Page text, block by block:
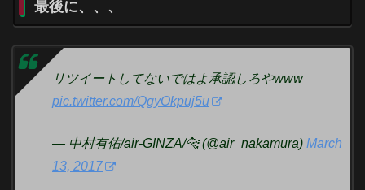
最後に、、、
リツイートしてないではよ承認しろやwww
pic.twitter.com/QgyOkpuj5u
— 中村有佑/air-GINZA/🐆 (@air_nakamura) March
13, 2017